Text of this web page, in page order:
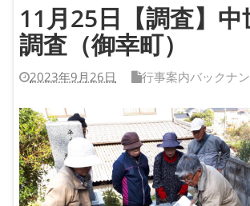
11月25日【調査】中
調査（御幸町）
2023年9月26日 行事案内バックナ